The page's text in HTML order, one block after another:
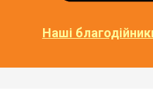
Наші